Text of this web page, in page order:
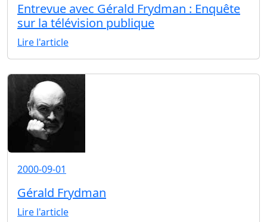
Entrevue avec Gérald Frydman : Enquête
sur la télévision publique
Lire l'article
2000-09-01
Gérald Frydman
Lire l'article